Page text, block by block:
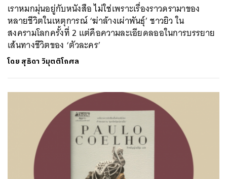
เราหมกมุ่นอยู่กับหนังสือ ไม่ใช่เพราะเรื่องราวดรามาของ
หลายชีวิตในเหตุการณ์ ‘ฆ่าล้างเผ่าพันธุ์’ ชาวยิว ใน
สงครามโลกครั้งที่ 2 แต่คือความละเอียดลออในการบรรยาย
เส้นทางชีวิตของ ‘ตัวละคร’
โดย สุธิดา วิมุตติโกศล